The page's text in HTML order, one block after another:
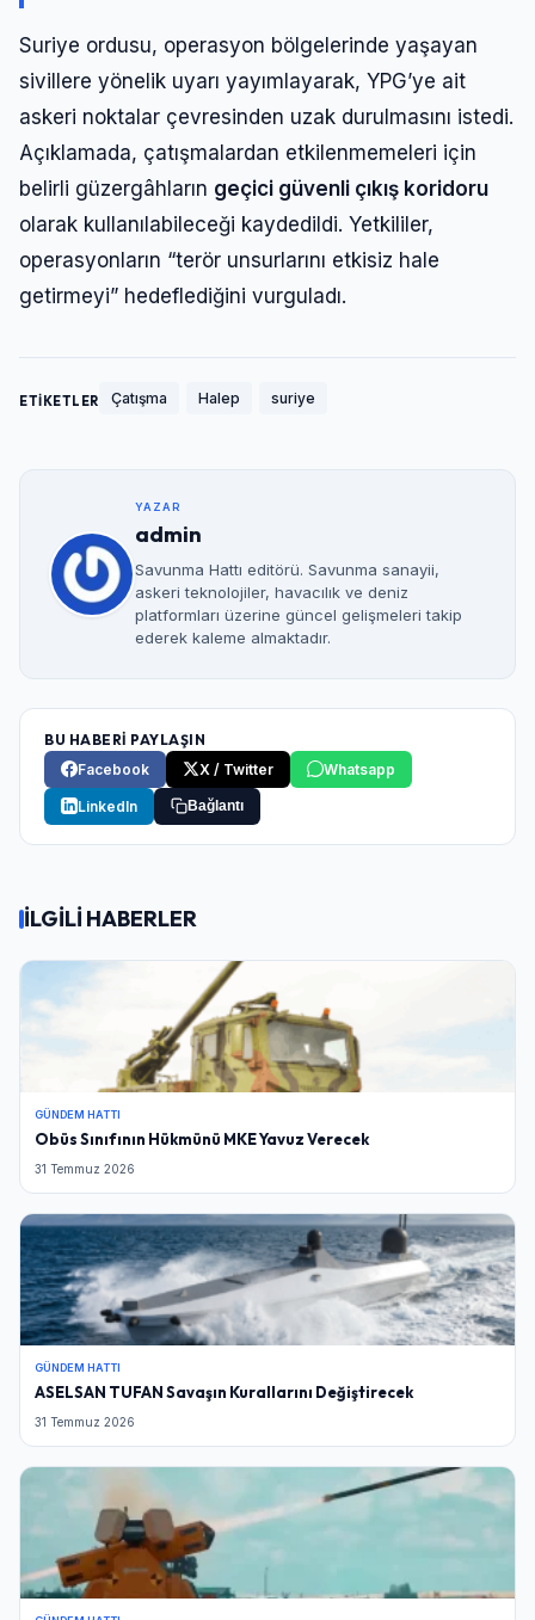
Suriye ordusu, operasyon bölgelerinde yaşayan
sivillere yönelik uyarı yayımlayarak, YPG’ye ait
askeri noktalar çevresinden uzak durulmasını istedi.
Açıklamada, çatışmalardan etkilenmemeleri için
belirli güzergâhların geçici güvenli çıkış koridoru
olarak kullanılabileceği kaydedildi. Yetkililer,
operasyonların “terör unsurlarını etkisiz hale
getirmeyi” hedeflediğini vurguladı.
ETİKETLER Çatışma Halep suriye
YAZAR
admin
Savunma Hattı editörü. Savunma sanayii,
askeri teknolojiler, havacılık ve deniz
platformları üzerine güncel gelişmeleri takip
ederek kaleme almaktadır.
BU HABERİ PAYLAŞIN
Facebook
X / Twitter Whatsapp
LinkedIn Bağlantı
İLGİLİ HABERLER
GÜNDEM HATTI
Obüs Sınıfının Hükmünü MKE Yavuz Verecek
31 Temmuz 2026
GÜNDEM HATTI
ASELSAN TUFAN Savaşın Kurallarını Değiştirecek
31 Temmuz 2026
Giriş Yap
Kullanıcı Adı veya E-posta